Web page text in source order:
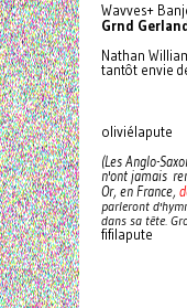
Wavves+
Grnd
Nathan
tantôt envie
oliviélapute
(Les Anglo-
n'ont jamais
Or, en France,
parleront
dans sa tête.
fifilapute